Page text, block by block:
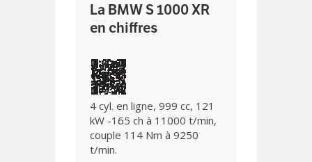
La BMW S 1000 XR
en chiffres
4 cyl. en ligne, 999 cc, 121
kW -165 ch à 11000 t/min,
couple 114 Nm à 9250
t/min.